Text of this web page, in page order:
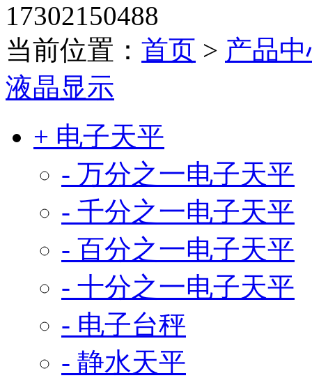
17302150488
当前位置： 首页 > 产品
液晶显示
+ 电子天平
- 万分之一电子天平
- 千分之一电子天平
- 百分之一电子天平
- 十分之一电子天平
- 电子台秤
- 静水天平